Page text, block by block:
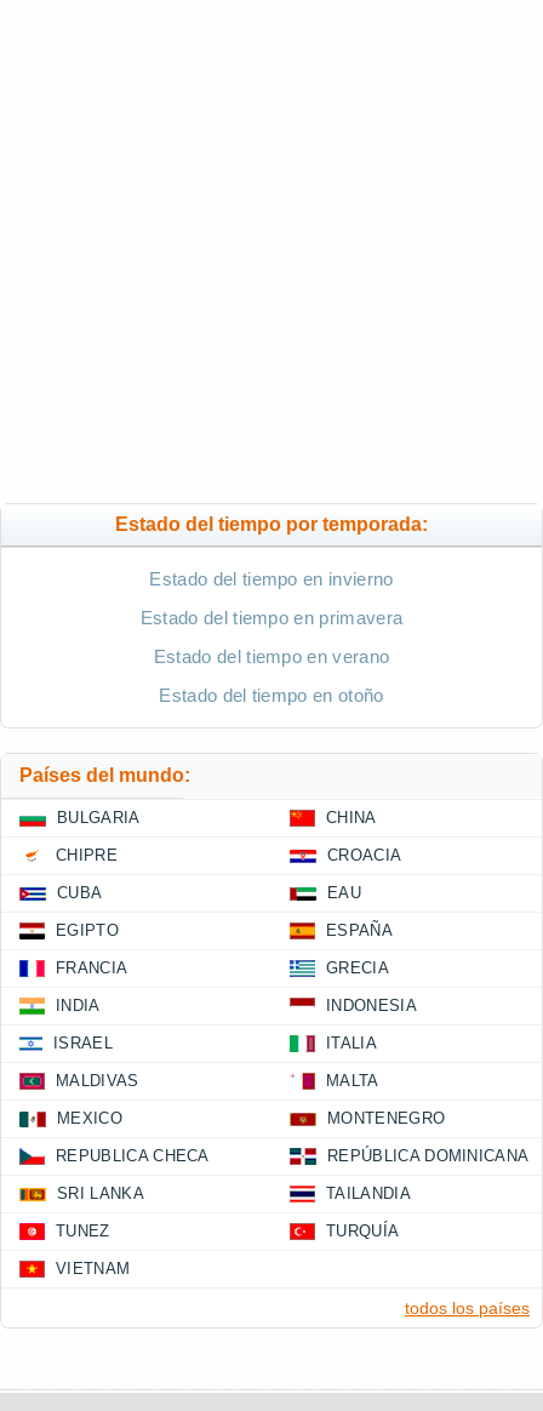
Estado del tiempo por temporada:
Estado del tiempo en invierno
Estado del tiempo en primavera
Estado del tiempo en verano
Estado del tiempo en otoño
Países del mundo:
BULGARIA CHINA
CHIPRE CROACIA
CUBA EAU
EGIPTO ESPAÑA
FRANCIA GRECIA
INDIA INDONESIA
ISRAEL ITALIA
MALDIVAS MALTA
MEXICO MONTENEGRO
REPUBLICA CHECA REPÚBLICA DOMINICANA
SRI LANKA TAILANDIA
TUNEZ TURQUÍA
VIETNAM
todos los países